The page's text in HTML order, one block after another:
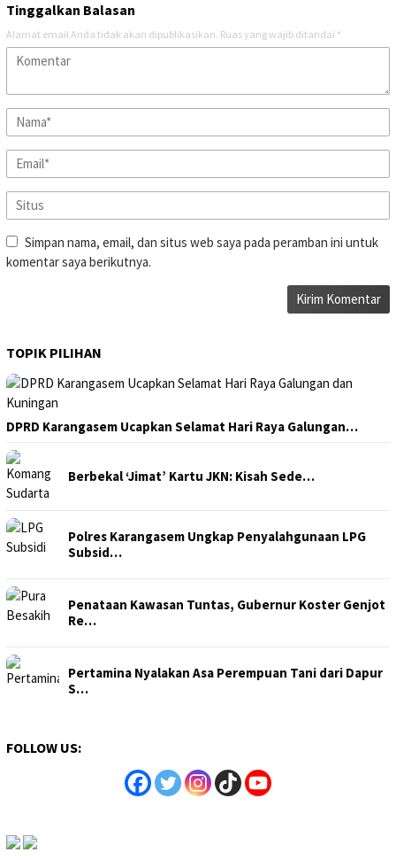
Tinggalkan Balasan
Alamat email Anda tidak akan dipublikasikan. Ruas yang wajib ditandai *
Simpan nama, email, dan situs web saya pada peramban ini untuk
komentar saya berikutnya.
TOPIK PILIHAN
DPRD Karangasem Ucapkan Selamat Hari Raya Galungan…
Berbekal ‘Jimat’ Kartu JKN: Kisah Sede…
Polres Karangasem Ungkap Penyalahgunaan LPG
Subsid…
Penataan Kawasan Tuntas, Gubernur Koster Genjot
Re…
Pertamina Nyalakan Asa Perempuan Tani dari Dapur
S…
FOLLOW US: